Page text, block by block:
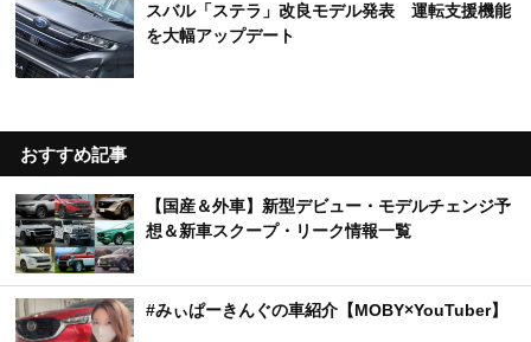
スバル「ステラ」改良モデル発表 運転支援機能
を大幅アップデート
おすすめ記事
【国産＆外車】新型デビュー・モデルチェンジ予
想＆新車スクープ・リーク情報一覧
#みぃぱーきんぐの車紹介【MOBY×YouTuber】